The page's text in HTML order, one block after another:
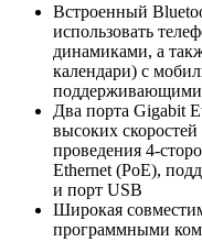
Встроенный
использовать
динамиками, а
календари) с
поддерживающими
Два порта Gigabit
высоких
проведения 4-
Ethernet (PoE),
и порт USB
Широкая
программными